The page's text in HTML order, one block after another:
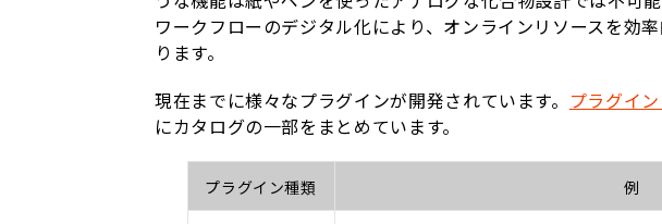
ワークフローのデジタル化により、オンラインリソースを効
ります。
現在までに様々なプラグインが開発されています。 プラグイ
にカタログの一部をまとめています。
プラグイン種類 例